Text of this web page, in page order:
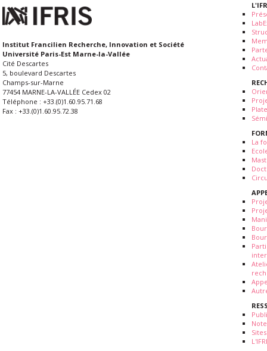
Institut Francilien Recherche, Innovation et Société
Université Paris-Est Marne-la-Vallée
Cité Descartes
5, boulevard Descartes
Champs-sur-Marne
77454 MARNE-LA-VALLÉE Cedex 02
Téléphone : +33.(0)1.60.95.71.68
Fax : +33.(0)1.60.95.72.38
La